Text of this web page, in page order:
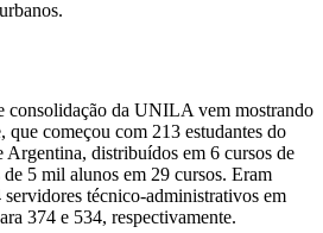
consolidação da UNILA vem mostrando
que começou com 213 estudantes do
distribuídos em 6 cursos de
5 mil alunos em 29 cursos. Eram
servidores técnico-administrativos em
374 e 534, respectivamente.